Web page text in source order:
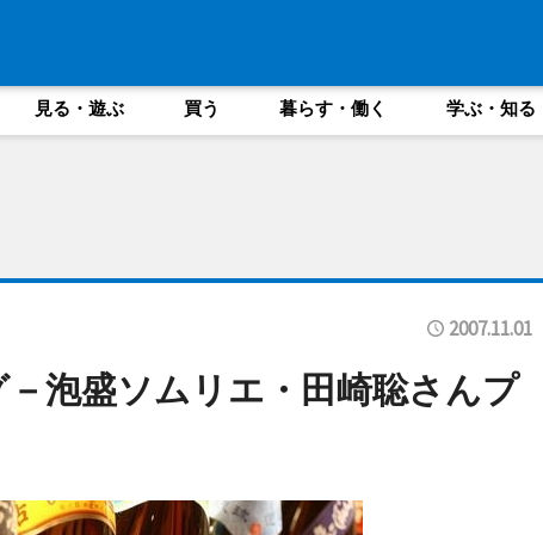
見る・遊ぶ 買う 暮らす・働く 学ぶ・知る
2007.11.01
泡盛ソムリエ・田崎聡さんプ